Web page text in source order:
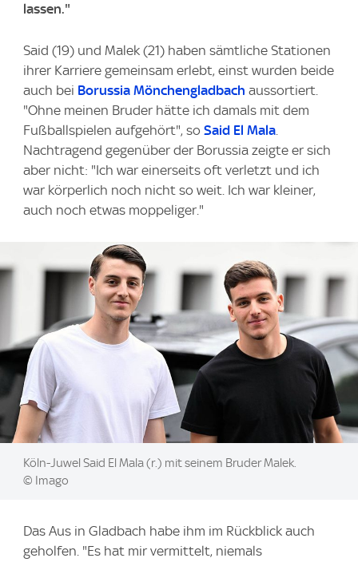
lassen."
Said (19) und Malek (21) haben sämtliche Stationen
ihrer Karriere gemeinsam erlebt, einst wurden beide
auch bei Borussia Mönchengladbach aussortiert.
"Ohne meinen Bruder hätte ich damals mit dem
Fußballspielen aufgehört", so Said El Mala.
Nachtragend gegenüber der Borussia zeigte er sich
aber nicht: "Ich war einerseits oft verletzt und ich
war körperlich noch nicht so weit. Ich war kleiner,
auch noch etwas moppeliger."
Image:
Köln-Juwel Said El Mala (r.) mit seinem Bruder Malek.
© Imago
Das Aus in Gladbach habe ihm im Rückblick auch
geholfen. "Es hat mir vermittelt, niemals